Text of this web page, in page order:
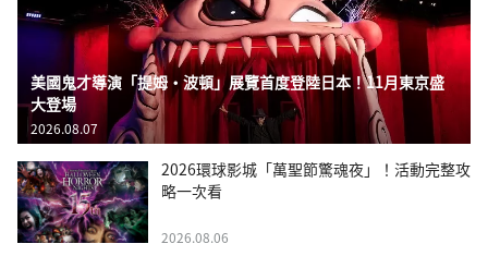
美國鬼才導演「提姆・波頓」展覽首度登陸日本！11月東京盛
大登場
2026.08.07
2026環球影城「萬聖節驚魂夜」！活動完整攻
略一次看
2026.08.06